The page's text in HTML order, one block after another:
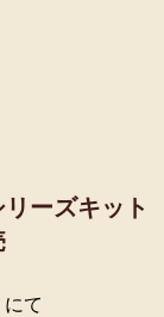
ーズキット
て